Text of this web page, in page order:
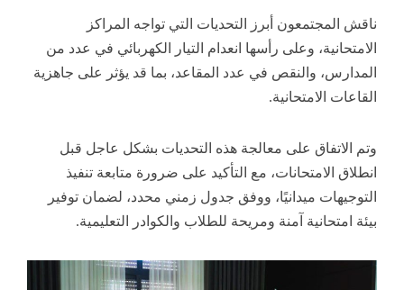
ناقش المجتمعون أبرز التحديات التي تواجه المراكز
الامتحانية، وعلى رأسها انعدام التيار الكهربائي في عدد من
المدارس، والنقص في عدد المقاعد، بما قد يؤثر على جاهزية
القاعات الامتحانية.
وتم الاتفاق على معالجة هذه التحديات بشكل عاجل قبل
انطلاق الامتحانات، مع التأكيد على ضرورة متابعة تنفيذ
التوجيهات ميدانيًا، ووفق جدول زمني محدد، لضمان توفير
بيئة امتحانية آمنة ومريحة للطلاب والكوادر التعليمية.